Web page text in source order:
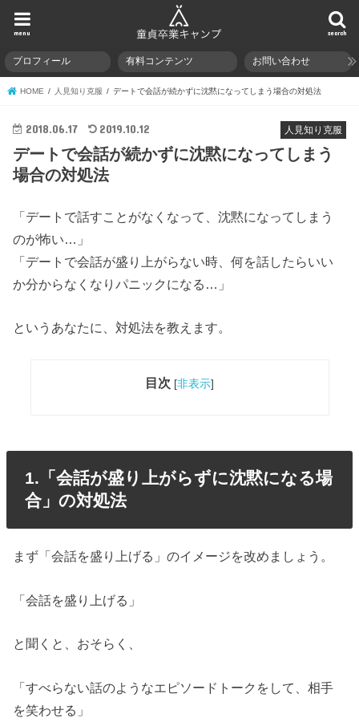
search
menu
プロフィール 有料コンテンツ お問い合わせ
HOME 人見知り克服 デートで会話が続かずに沈黙になってしまう場合の対処法
人見知り克服
2018.06.17 2019.10.12
デートで会話が続かずに沈黙になってしまう
場合の対処法
「デートで話すことがなくなって、沈黙になってしまう
のが怖い…」
「デートで会話が盛り上がらない時、何を話したらいい
か分からなくなりパニックになる…」
というあなたに、対処法を教えます。
目次 [非表示]
1.「会話が盛り上がらずに沈黙になる場
合」の対処法
まず「会話を盛り上げる」のイメージを改めましょう。
「会話を盛り上げる」
と聞くと、おそらく、
「すべらない話のようなエピソードトークをして、相手
を笑わせる」